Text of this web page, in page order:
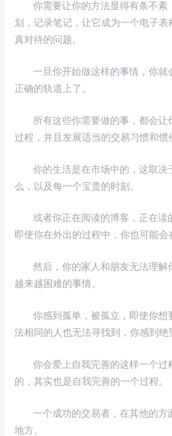
你需要让你的方法显得有条不紊
划，记录笔记，让它成为一个电子表
真对待的问题。
一旦你开始做这样的事情，你就
正确的轨道上了。
所有这些你需要做的事，都会让
过程，并且发展适当的交易习惯和惯
你的生活是在市场中的，这取决
么，以及每一个宝贵的时刻。
或者你正在阅读的博客，正在读
即使你在外出的过程中，你也可能会
然后，你的家人和朋友无法理解
越来越困难的事情。
你感到孤单，被孤立，即使你想
法相同的人也无法寻找到，你感到绝
你会爱上自我完善的这样一个过
的，其实也是自我完善的一个过程。
一个成功的交易者，在其他的方
地方。